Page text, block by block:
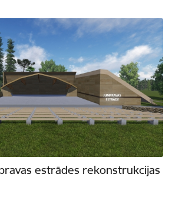
estrādes rekonstrukcijas